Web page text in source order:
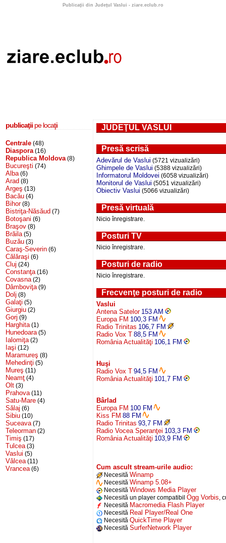
Publicaţii din Judeţul Vaslui - ziare.eclub.ro
publicaţii pe locaţii
Centrale (48)
Diaspora (16)
Republica Moldova (8)
Bucureşti (74)
Alba (6)
Arad (8)
Argeş (13)
Bacău (4)
Bihor(8)
Bistriţa-Năsăud (7)
Botoşani (6)
Braşov (8)
Brăila (5)
Buzău (3)
Caraş-Severin (6)
Călăraşi (6)
Cluj (24)
Constanţa (16)
Covasna (2)
Dâmboviţa (9)
Dolj (8)
Galaţi (5)
Giurgiu (2)
Gorj (9)
Harghita (1)
Hunedoara (5)
Ialomiţa (2)
Iaşi (12)
Maramureş (8)
Mehedinţi (5)
Mureş (11)
Neamţ (4)
Olt (3)
Prahova (11)
Satu-Mare (4)
Sălaj (6)
Sibiu (10)
Suceava (7)
Teleorman (2)
Timiş (17)
Tulcea (3)
Vaslui (5)
Vâlcea (11)
Vrancea (6)
JUDEŢUL VASLUI
Presă scrisă
Adevărul de Vaslui (5721 vizualizări)
Ghimpele de Vaslui (5388 vizualizări)
Informatorul Moldovei (6058 vizualizări)
Monitorul de Vaslui (5051 vizualizări)
Obiectiv Vaslui (5066 vizualizări)
Presă virtuală
Nicio înregistrare.
Posturi TV
Nicio înregistrare.
Posturi de radio
Nicio înregistrare.
Frecvenţe posturi de radio
Vaslui
Antena Satelor 153 AM
Europa FM 100,3 FM
Radio Trinitas 106,7 FM
Radio Vox T 88,5 FM
România Actualităţi 106,1 FM
Huşi
Radio Vox T 94,5 FM
România Actualităţi 101,7 FM
Bârlad
Europa FM 100 FM
Kiss FM 88 FM
Radio Trinitas 93,7 FM
Radio Vocea Speranţei 103,3 FM
România Actualităţi 103,9 FM
Cum ascult stream-urile audio:
Necesită Winamp
Necesită Winamp 5.08+
Necesită Windows Media Player
Necesită un player compatibil Ogg Vorbis,
Necesită Macromedia Flash Player
Necesită Real Player/Real One
Necesită QuickTime Player
Necesită SurferNetwork Player